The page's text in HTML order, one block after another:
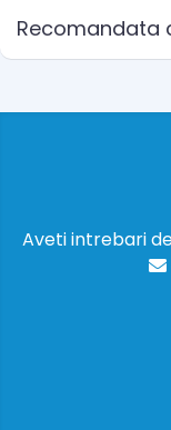
Recomandata
Aveti intrebari